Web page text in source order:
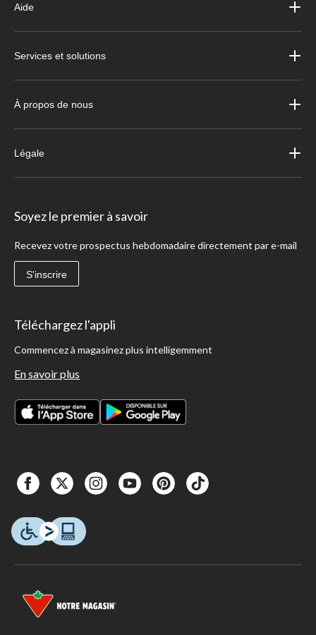
Aide
Services et solutions
À propos de nous
Légale
Soyez le premier à savoir
Recevez votre prospectus hebdomadaire directement par e-mail
S'inscrire
Téléchargez l'appli
Commencez à magasinez plus intelligemment
En savoir plus